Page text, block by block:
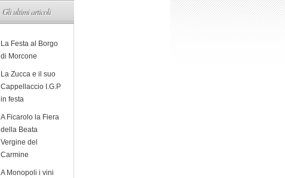
Gli ultimi articoli
La Festa al Borgo
di Morcone
La Zucca e il suo
Cappellaccio I.G.P
in festa
A Ficarolo la Fiera
della Beata
Vergine del
Carmine
A Monopoli i vini